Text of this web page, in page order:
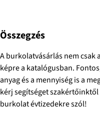
Összegzés
A burkolatvásárlás nem csak
képre a katalógusban.
anyag és a mennyiség is a
kérj segítséget
burkolat évtizedekre szól!